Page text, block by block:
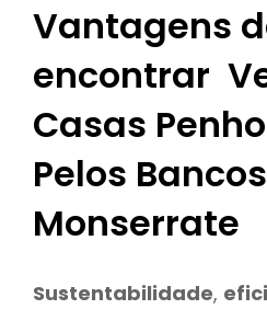
Vantagens
encontrar
Casas
Pelos
Monserrate
Sustentabilidade,